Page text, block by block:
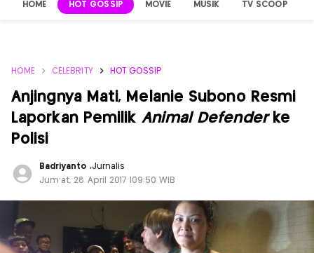
HOME HOT GOSSIP MOVIE MUSIK TV SCOOP
HOME CELEBRITY HOT GOSSIP
Anjingnya Mati, Melanie Subono Resmi
Laporkan Pemilik Animal Defenderke
Polisi
Badriyanto ,Jurnalis
Jum'at, 28 April 2017 |09:50 WIB